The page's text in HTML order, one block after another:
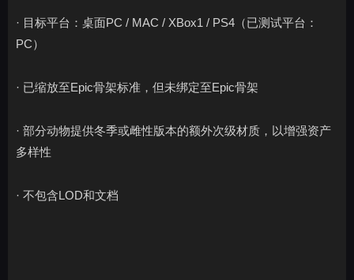
· 目标平台：桌面PC / MAC / XBox1 / PS4（已测试平台：
PC）
· 已缩放至Epic骨架标准，但未绑定至Epic骨架
· 部分动物提供冬季或雌性版本的额外次级材质，以增强资产
多样性
· 不包含LOD和文档